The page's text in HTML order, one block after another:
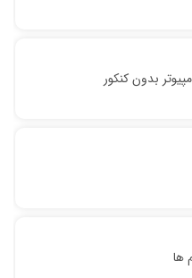
بدون کنکور
ها